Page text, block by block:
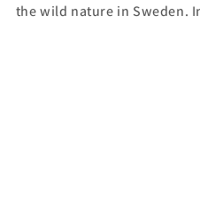
the wild nature in Sweden.